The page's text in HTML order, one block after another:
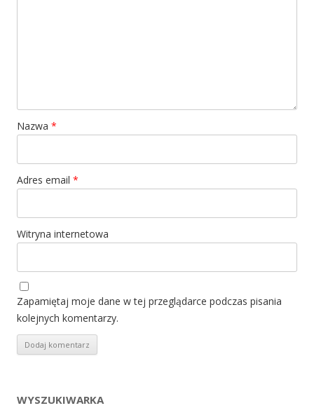
Nazwa *
Adres email *
Witryna internetowa
Zapamiętaj moje dane w tej przeglądarce podczas pisania
kolejnych komentarzy.
WYSZUKIWARKA